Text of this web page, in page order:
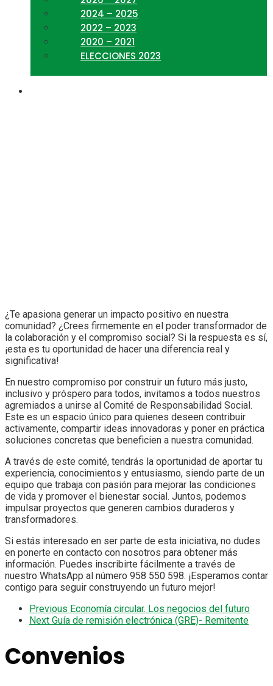
2024 – 2025
2022 – 2023
2020 – 2021
ELECCIONES 2023
¿Te apasiona generar un impacto positivo en nuestra
comunidad? ¿Crees firmemente en el poder transformador de
la colaboración y el compromiso social? Si la respuesta es sí,
¡esta es tu oportunidad de hacer una diferencia real y
significativa!
En nuestro compromiso por construir un futuro más justo,
inclusivo y próspero para todos, invitamos a todos nuestros
agremiados a unirse al Comité de Responsabilidad Social.
Este es un espacio único para quienes deseen contribuir
activamente, compartir ideas innovadoras y poner en práctica
soluciones concretas que beneficien a nuestra comunidad.
A través de este comité, tendrás la oportunidad de aportar tu
experiencia, conocimientos y entusiasmo, siendo parte de un
equipo que trabaja con pasión para mejorar las condiciones
de vida y promover el bienestar social. Juntos, podemos
impulsar proyectos que generen cambios duraderos y
transformadores.
Si estás interesado en ser parte de esta iniciativa, no dudes
en ponerte en contacto con nosotros para obtener más
información. Puedes inscribirte fácilmente a través de
nuestro WhatsApp al número 958 550 598. ¡Esperamos contar
contigo para seguir construyendo un futuro mejor!
Previous Economía circular. Los negocios del futuro
Next Guía de remisión electrónica (GRE)- Remitente
Convenios